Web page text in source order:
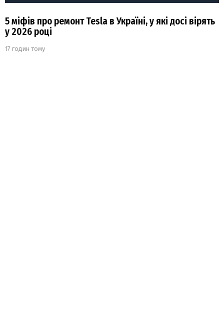
5 міфів про ремонт Tesla в Україні, у які досі вірять
у 2026 році
17 годин тому